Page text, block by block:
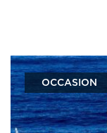
OCCASION